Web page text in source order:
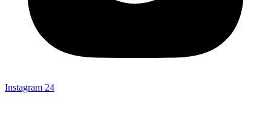
Instagram 24